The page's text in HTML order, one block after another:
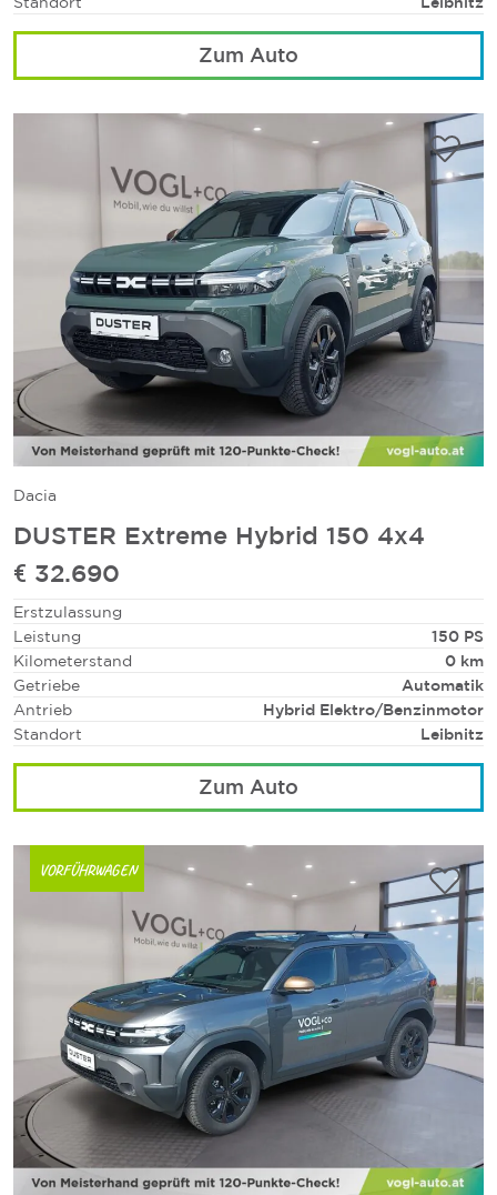
Zum Auto
Dacia
DUSTER Extreme Hybrid 150 4x4
€ 32.690
Erstzulassung
Leistung
150 PS
Kilometerstand
0 km
Getriebe
Automatik
Antrieb
Hybrid Elektro/Benzinmotor
Standort
Leibnitz
Zum Auto
VORFÜHRWAGEN